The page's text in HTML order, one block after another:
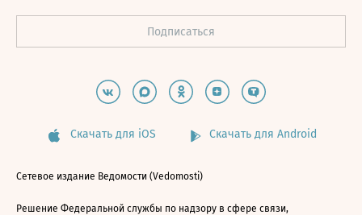
Скачать для iOS Скачать для Android
Сетевое издание Ведомости (Vedomosti)
Решение Федеральной службы по надзору в сфере связи,